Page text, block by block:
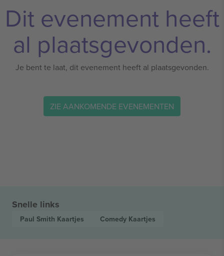
Dit evenement heeft
al plaatsgevonden.
Je bent te laat, dit evenement heeft al plaatsgevonden.
ZIE AANKOMENDE EVENEMENTEN
Snelle links
Paul Smith Kaartjes Comedy Kaartjes